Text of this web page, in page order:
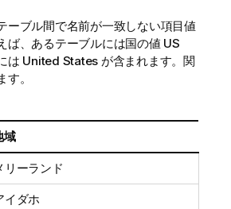
ーブル間で名前が一致しない項目値
ば、あるテーブルには国の値 US
は United States が含まれます。関
。
域
リーランド
イダホ